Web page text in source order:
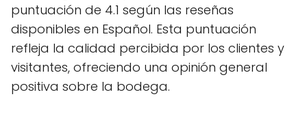
puntuación de 4.1 según las reseñas
disponibles en Español. Esta puntuación
refleja la calidad percibida por los clientes y
visitantes, ofreciendo una opinión general
positiva sobre la bodega.